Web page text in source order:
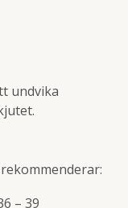
undvika
– 39